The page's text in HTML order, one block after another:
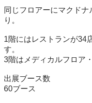
同じフロアーにマクド
り。
1階にはレストランが34
す。
3階はメディカルフロア
出展ブース数
60ブース